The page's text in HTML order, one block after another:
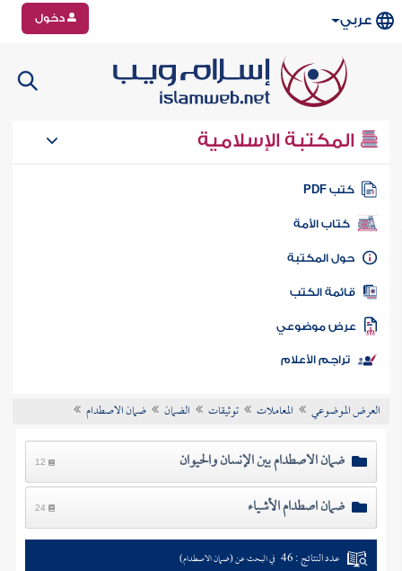
عربي دخول
المكتبة الإسلامية
كتب PDF
كتاب الأمة
المكتبة
الكتب
موضوعي
تراجم الأعلام
العرض الموضوعي المعاملات توثيقات الضمان ضمان الاصطدام
ضمان الاصطدام بين الإنسان والحيوان 12
ضمان اصطدام الأشياء 24
عدد النتائج : 46 في البحث عن (ضمان الاصطدام)